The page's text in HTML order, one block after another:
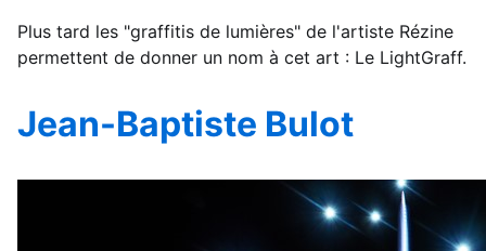
Plus tard les "graffitis de lumières" de l'artiste Rézine
permettent de donner un nom à cet art : Le LightGraff.
Jean-Baptiste Bulot